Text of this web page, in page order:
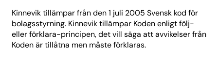
Kinnevik tillämpar från den 1 juli 2005 Svensk kod för
bolagsstyrning. Kinnevik tillämpar Koden enligt följ-
eller förklara-principen, det vill säga att avvikelser från
Koden är tillåtna men måste förklaras.